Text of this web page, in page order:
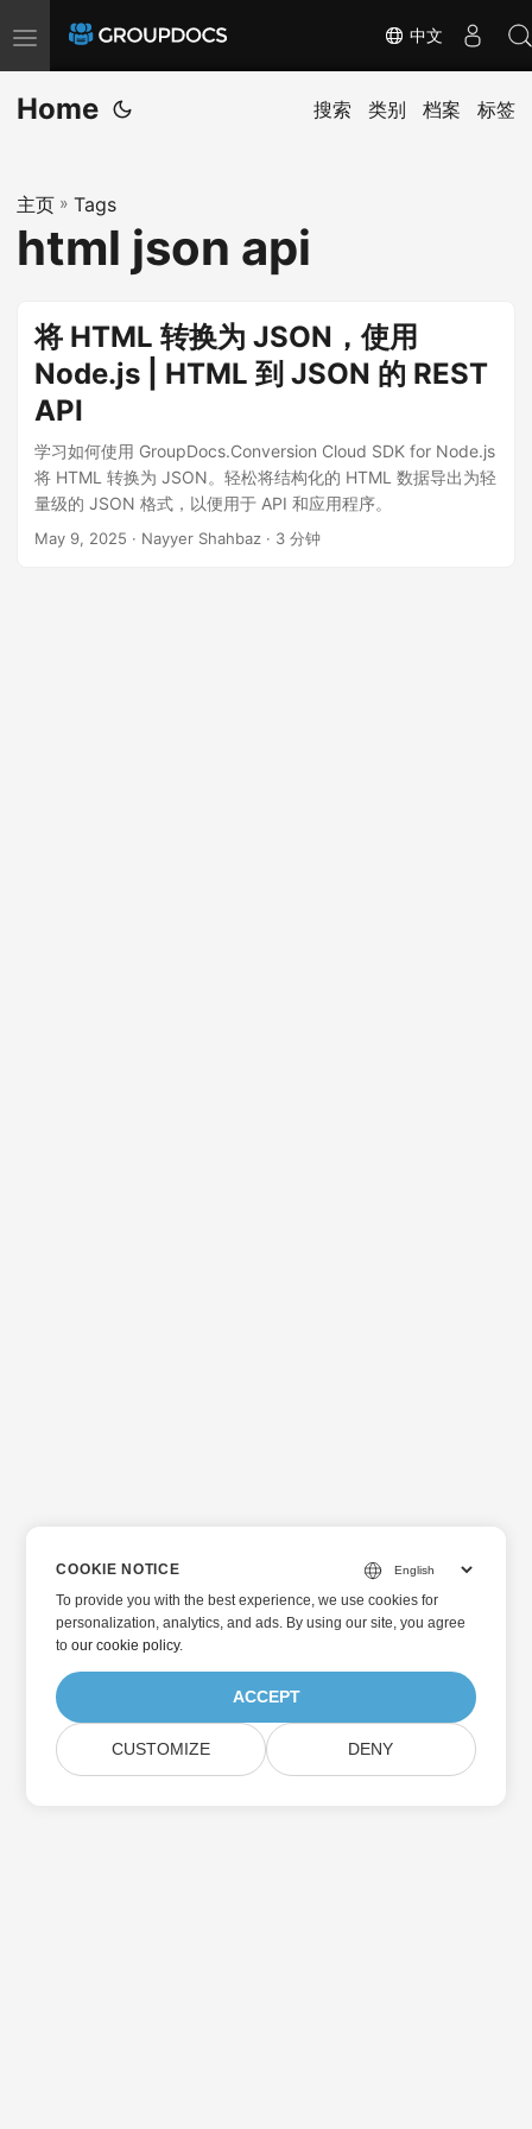
T
o
g
e
n
o
中文
Home 搜索 类别 档案 标签
主页 » Tags
html json api
将 HTML 转换为 JSON，使用
Node.js | HTML 到 JSON 的 REST
API
学习如何使用 GroupDocs.Conversion Cloud SDK for Node.js
将 HTML 转换为 JSON。轻松将结构化的 HTML 数据导出为轻
量级的 JSON 格式，以便用于 API 和应用程序。
May 9, 2025 · Nayyer Shahbaz · 3 分钟
COOKIE NOTICE
To provide you with the best experience, we use cookies for
personalization, analytics, and ads. By using our site, you agree
toour cookie policy.
ACCEPT
CUSTOMIZE DENY